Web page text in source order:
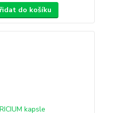
do košíku